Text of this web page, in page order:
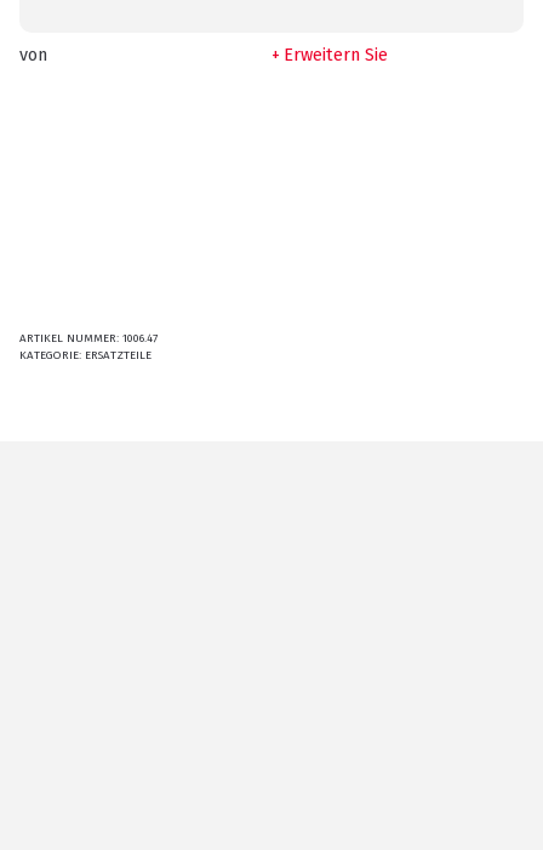
von Erweitern Sie
ARTIKEL NUMMER: 1006.47
KATEGORIE: ERSATZTEILE